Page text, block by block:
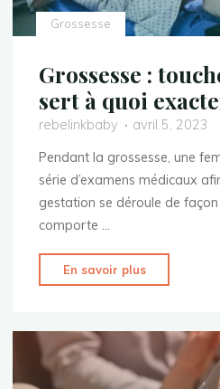
Grossesse
Grossesse :
sert à quoi
rebelinkbaby
avril 5, 2023
Pendant la grossesse, une
série d’examens médicaux
gestation se déroule de
comporte …
En savoir plus
:
vaginal,
ça
sert